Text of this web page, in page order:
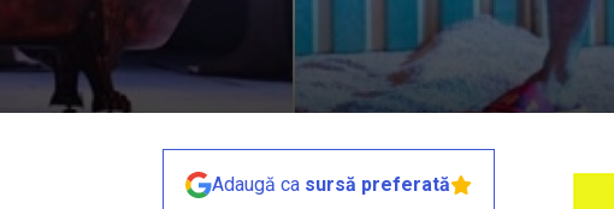
Adaugă ca sursă preferată